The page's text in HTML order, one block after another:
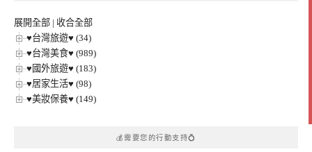
展開全部 | 收合全部
♥台灣旅遊♥ (34)
♥台灣美食♥ (989)
♥國外旅遊♥ (183)
♥居家生活♥ (98)
♥美妝保養♥ (149)
💰需要您的行動支持💍